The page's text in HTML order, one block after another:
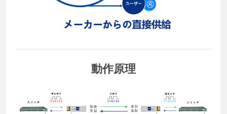
動作原理